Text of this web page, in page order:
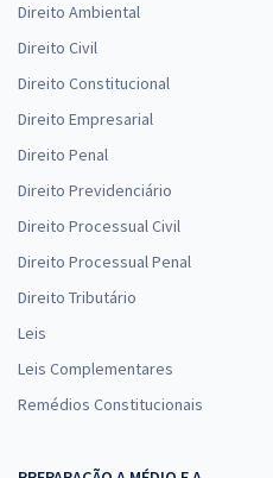
Direito Ambiental
Direito Civil
Direito Constitucional
Direito Empresarial
Direito Penal
Direito Previdenciário
Direito Processual Civil
Direito Processual Penal
Direito Tributário
Leis
Leis Complementares
Remédios Constitucionais